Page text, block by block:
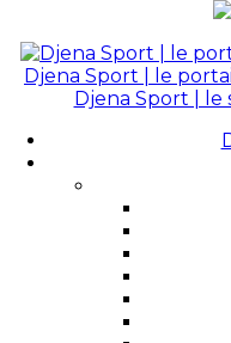
Djena Sport | le
Djena Sport | le